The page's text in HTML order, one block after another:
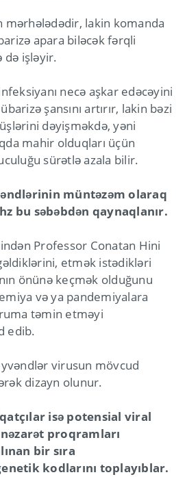
mərhələdədir, lakin komanda
apara biləcək fərqli
də işləyir.
necə aşkar edəcəyini
şansını artırır, lakin bəzi
dəyişməkdə, yəni
mahir olduqları üçün
sürətlə azala bilir.
müntəzəm olaraq
bu səbəbdən qaynaqlanır.
Professor Conatan Hini
etmək istədikləri
önünə keçmək olduğunu
və ya pandemiyalara
təmin etməyi
edib.
virusun mövcud
dizayn olunur.
isə potensial viral
proqramları
bir sıra
kodlarını toplayıblar.